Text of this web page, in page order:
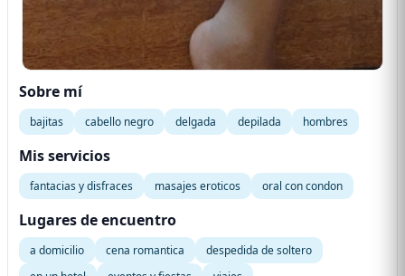
Sobre mí
bajitas cabello negro delgada depilada hombres
Mis servicios
fantacias y disfraces masajes eroticos oral con condon
Lugares de encuentro
a domicilio cena romantica
despedida de soltero